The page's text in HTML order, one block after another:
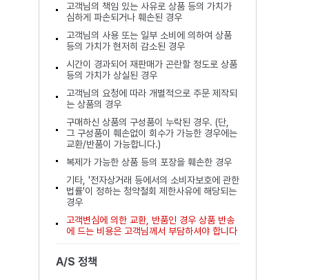
고객님의 책임 있는 사유로 상품 등의 가치가
심하게 파손되거나 훼손된 경우
고객님의 사용 또는 일부 소비에 의하여 상품
등의 가치가 현저히 감소된 경우
시간이 경과되어 재판매가 곤란할 정도로 상품
등의 가치가 상실된 경우
고객님의 요청에 따라 개별적으로 주문 제작되
는 상품의 경우
구매하신 상품의 구성품이 누락된 경우. (단,
그 구성품이 훼손없이 회수가 가능한 경우에는
교환/반품이 가능합니다.)
복제가 가능한 상품 등의 포장을 훼손한 경우
기타, '전자상거래 등에서의 소비자보호에 관한
법률'이 정하는 청약철회 제한사유에 해당되는
경우
고객변심에 의한 교환, 반품인 경우 상품 반송
에 드는 비용은 고객님께서 부담하셔야 합니다
A/S 정책